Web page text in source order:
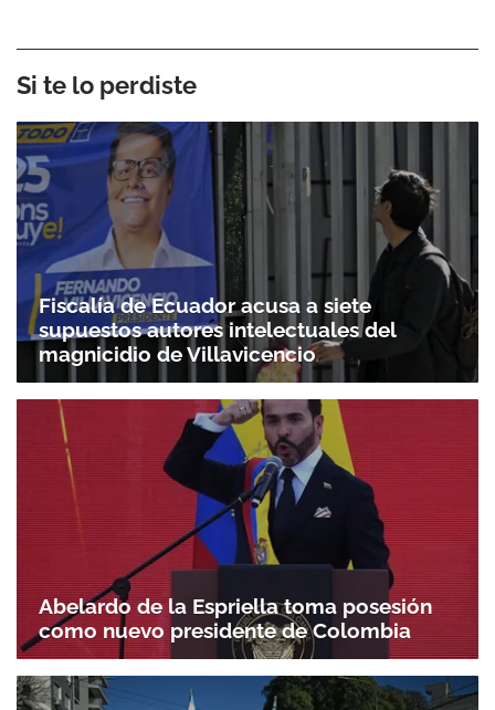
Si te lo perdiste
Fiscalía de Ecuador acusa a siete
supuestos autores intelectuales del
magnicidio de Villavicencio
Abelardo de la Espriella toma posesión
como nuevo presidente de Colombia